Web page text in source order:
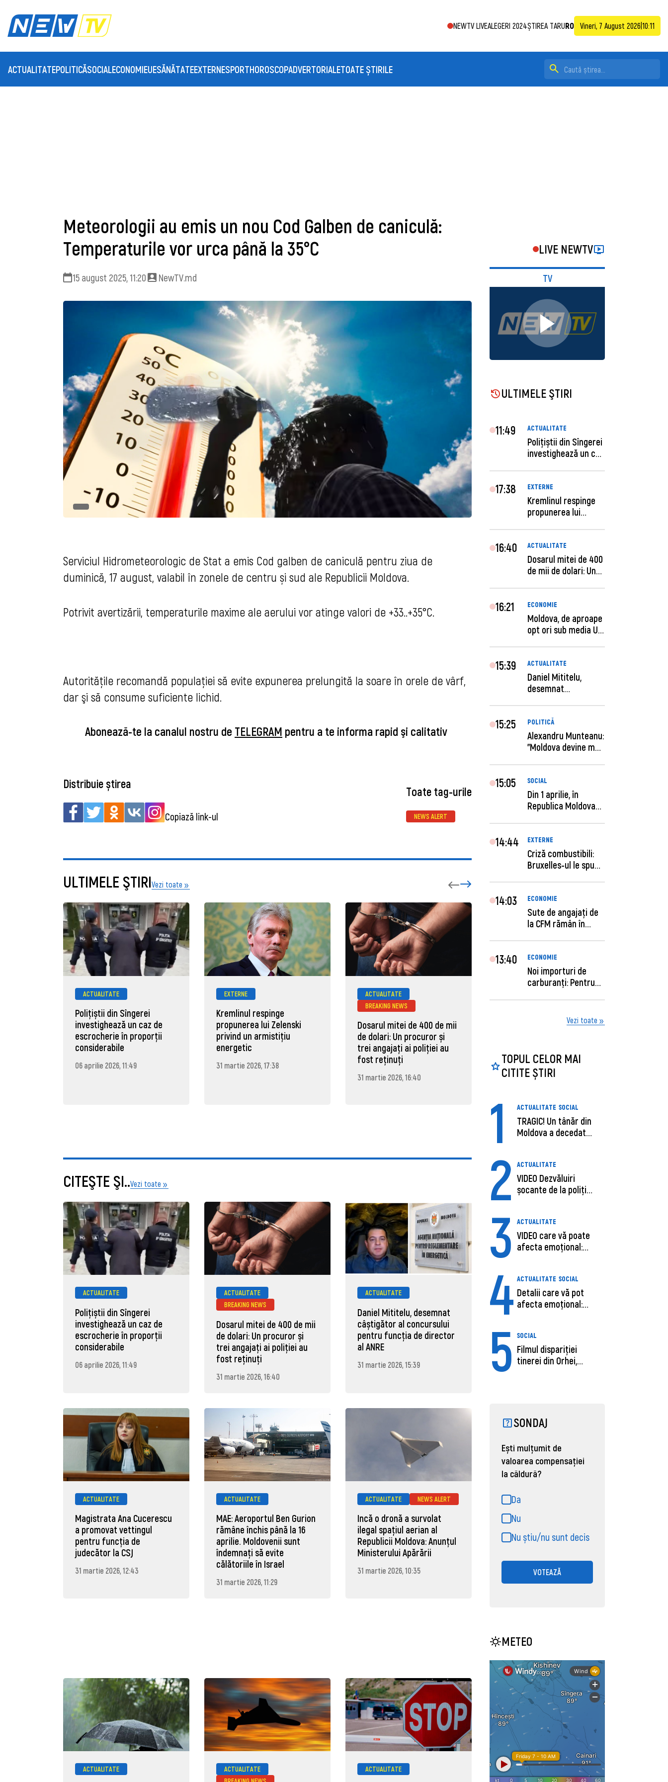
NEWTV LIVEALEGERI 2024ȘTIREA TARURO Vineri, 7 August 2026 10:11
ACTUALITATEPOLITICĂSOCIAL ECONOMIEUESĂNĂTATEEXTERNESPORTHOROSCOPADVERTORIALETOATE ȘTIRILE
Meteorologii au emis un nou Cod Galben de caniculă:
Temperaturile vor urca până la 35°C
15 august 2025, 11:20 NewTV.md
Serviciul Hidrometeorologic de Stat a emis Cod galben de caniculă pentru ziua de
duminică, 17 august, valabil în zonele de centru și sud ale Republicii Moldova.
Potrivit avertizării, temperaturile maxime ale aerului vor atinge valori de +33..+35°C.
Autoritățile recomandă populației să evite expunerea prelungită la soare în orele de vârf,
dar şi să consume suficiente lichid.
Abonează-te la canalul nostru de TELEGRAM pentru a te informa rapid şi calitativ
Distribuie știrea
Copiază link-ul
Toate tag-urile
NEWS ALERT
ULTIMELE ŞTIRIVezi toate
ACTUALITATE
Polițiștii din Sîngerei
investighează un caz de
escrocherie în proporții
considerabile
06 aprilie 2026, 11:49
EXTERNE
Kremlinul respinge
propunerea lui Zelenski
privind un armistițiu
energetic
31 martie 2026, 17:38
ACTUALITATE
BREAKING NEWS
Dosarul mitei de 400 de mii
de dolari: Un procuror și
trei angajați ai poliției au
fost reținuți
31 martie 2026, 16:40
sub media UE la costul
31 martie 2026, 16:21
CITEŞTE ŞI..Vezi toate
ACTUALITATE
Polițiștii din Sîngerei
investighează un caz de
escrocherie în proporții
considerabile
06 aprilie 2026, 11:49
ACTUALITATE
BREAKING NEWS
Dosarul mitei de 400 de mii
de dolari: Un procuror și
trei angajați ai poliției au
fost reținuți
31 martie 2026, 16:40
ACTUALITATE
Daniel Mititelu, desemnat
câștigător al concursului
pentru funcția de director
al ANRE
31 martie 2026, 15:39
ACTUALITATE
Magistrata Ana Cucerescu
a promovat vettingul
pentru funcția de
judecător la CSJ
31 martie 2026, 12:43
ACTUALITATE
MAE: Aeroportul Ben Gurion
rămâne închis până la 16
aprilie. Moldovenii sunt
îndemnați să evite
călătoriile în Israel
31 martie 2026, 11:29
ACTUALITATE NEWS ALERT
Incă o dronă a survolat
ilegal spațiul aerian al
Republicii Moldova: Anunţul
Ministerului Apărării
31 martie 2026, 10:35
ACTUALITATE
ACTUALITATE
ACTUALITATE
LIVE NEWTV
TV
ULTIMELE ŞTIRI
11:49 ACTUALITATE
Polițiștii din Sîngerei
investighează un caz
17:38 EXTERNE
Kremlinul respinge
propunerea lui
16:40 ACTUALITATE
Dosarul mitei de 400
de mii de dolari: Un
16:21 ECONOMIE
Moldova, de aproape
opt ori sub media UE
15:39 ACTUALITATE
Daniel Mititelu,
desemnat
15:25 POLITICĂ
Alexandru Munteanu:
"Moldova devine mai
15:05 SOCIAL
Din 1 aprilie, în
Republica Moldova
14:44 EXTERNE
Criză combustibili:
Bruxelles-ul le spune
14:03 ECONOMIE
Sute de angajaţi de
la CFM rămân în
13:40 ECONOMIE
Noi importuri de
carburanți: Pentru
Vezi toate
TOPUL CELOR MAI
CITITE ȘTIRI
1 ACTUALITATE SOCIAL
TRAGIC! Un tânăr din
Moldova a decedat
2 ACTUALITATE
VIDEO Dezvăluiri
șocante de la poliție,
3 ACTUALITATE
VIDEO care vă poate
afecta emoțional:
4 ACTUALITATE SOCIAL
Detalii care vă pot
afecta emoțional:
5 SOCIAL
Filmul dispariției
tinerei din Orhei,
SONDAJ
Ești mulțumit de
valoarea compensației
la căldură?
Da
Nu
Nu știu/nu sunt decis
VOTEAZĂ
METEO